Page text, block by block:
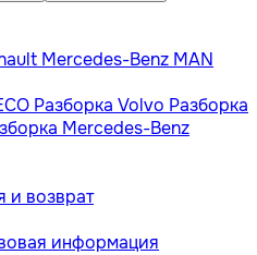
Mercedes-Benz MAN
Разборка Volvo Разборка
Mercedes-Benz
и возврат
информация